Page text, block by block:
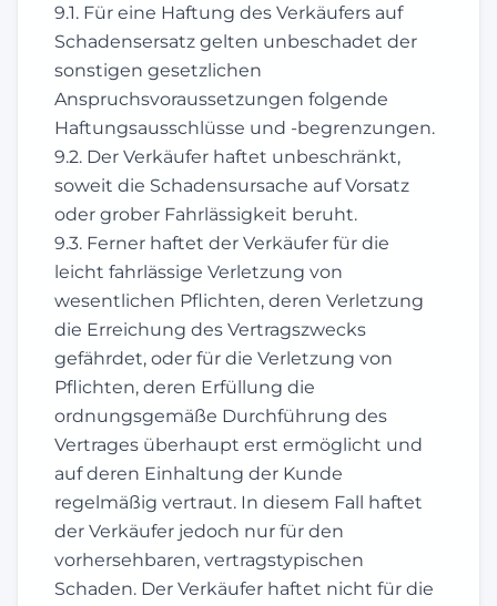
9.1. Für eine Haftung des Verkäufers auf
Schadensersatz gelten unbeschadet der
sonstigen gesetzlichen
Anspruchsvoraussetzungen folgende
Haftungsausschlüsse und -begrenzungen.
9.2. Der Verkäufer haftet unbeschränkt,
soweit die Schadensursache auf Vorsatz
oder grober Fahrlässigkeit beruht.
9.3. Ferner haftet der Verkäufer für die
leicht fahrlässige Verletzung von
wesentlichen Pflichten, deren Verletzung
die Erreichung des Vertragszwecks
gefährdet, oder für die Verletzung von
Pflichten, deren Erfüllung die
ordnungsgemäße Durchführung des
Vertrages überhaupt erst ermöglicht und
auf deren Einhaltung der Kunde
regelmäßig vertraut. In diesem Fall haftet
der Verkäufer jedoch nur für den
vorhersehbaren, vertragstypischen
Schaden. Der Verkäufer haftet nicht für die